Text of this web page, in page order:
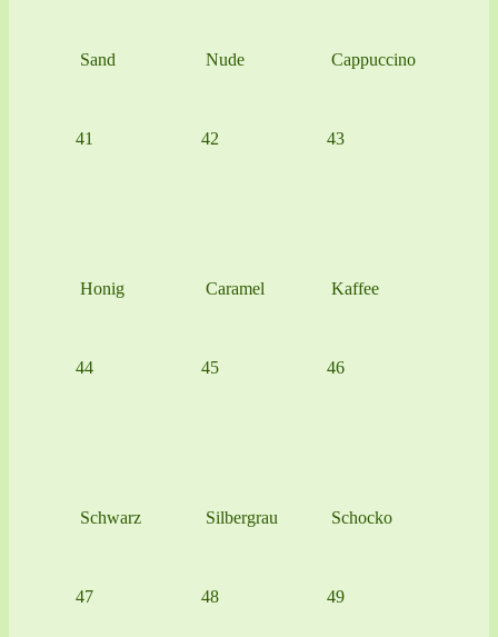
Sand Nude Cappuccino
41
Honig
42
Caramel
43
Kaffee
44
Schwarz
45
Silbergrau
46
Schocko
47 48 49